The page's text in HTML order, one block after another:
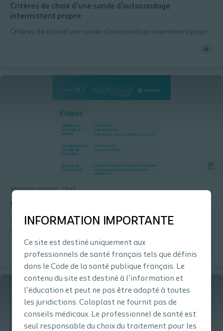
INFORMATION IMPORTANTE
Ce site est destiné uniquement aux
professionnels de santé français tels que définis
dans le Code de la santé publique français. Le
contenu du site est destiné à l’information et
l’éducation et peut ne pas être adapté à toutes
les juridictions. Coloplast ne fournit pas de
conseils médicaux. Le professionnel de santé est
seul responsable du choix du traitement pour les
Critères de choix d'une sonde d'autosondage
intermittent propre
Critères de choix d'une sonde d'autosondage intermittent propre
Rétention urinaire Outil
Schéma d'intervention motivationnelle
Style de communication collaboratif, centré sur le patient, qui
vise à renforcer la motivation et l’engagement du patient à
changer